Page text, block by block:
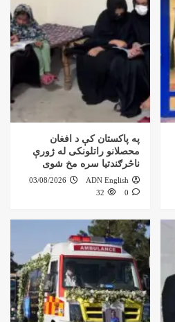
په پاکستان کې د افغان
محصلانو راتلونکی له ژورې
ناڅرګندتیا سره مخ شوی
ADN English
03/08/2026
0
32